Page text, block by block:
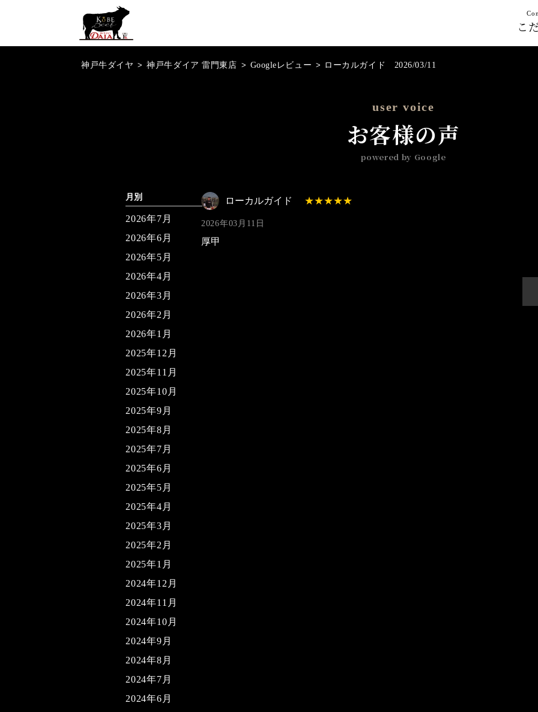
こ
神戸牛ダイヤ > 神戸牛ダイア 雷門東店 > Googleレビュー > ローカルガイド 2026/03/11
user voice
お客様の声
powered by Google
ローカルガイド
2026年03月11日
厚甲
月別
2026年7月
2026年6月
2026年5月
2026年4月
2026年3月
2026年2月
2026年1月
2025年12月
2025年11月
2025年10月
2025年9月
2025年8月
2025年7月
2025年6月
2025年5月
2025年4月
2025年3月
2025年2月
2025年1月
2024年12月
2024年11月
2024年10月
2024年9月
2024年8月
2024年7月
2024年6月